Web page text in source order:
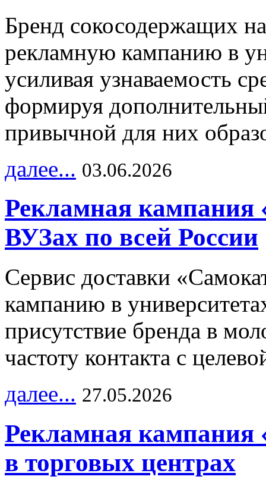
Бренд сокосодержащих
рекламную кампанию в
усиливая узнаваемость
формируя
привычной для них
далее... 03.06.2026
Рекламная кампания
ВУЗах по всей России
Сервис доставки
кампанию в
присутствие бренда в
частоту контакта с
далее... 27.05.2026
Рекламная кампания
в торговых центрах